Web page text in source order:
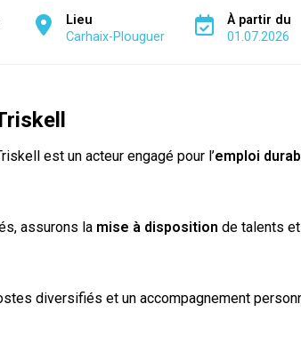
Lieu
Carhaix-Plouguer
À partir du
01.07.2026
est un acteur engagé pour l’emploi
assurons la mise à disposition de talents et
diversifiés et un accompagnement